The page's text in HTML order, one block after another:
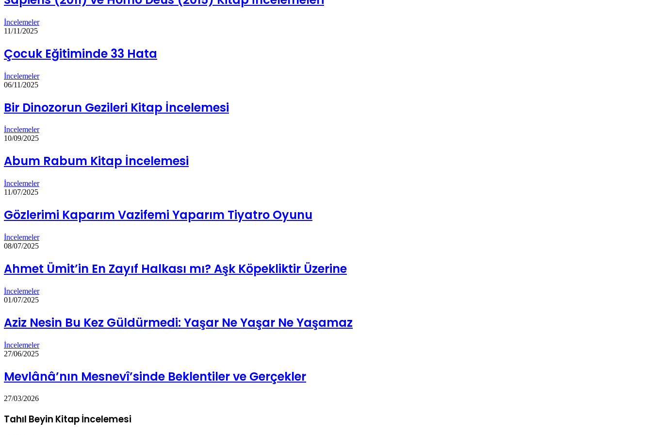
İncelemeler
11/11/2025
Çocuk Eğitiminde 33 Hata
İncelemeler
06/11/2025
Bir Dinozorun Gezileri Kitap İncelemesi
İncelemeler
10/09/2025
Abum Rabum Kitap İncelemesi
İncelemeler
11/07/2025
Gözlerimi Kaparım Vazifemi Yaparım Tiyatro Oyunu
İncelemeler
08/07/2025
Ahmet Ümit’in En Zayıf Halkası mı? Aşk Köpekliktir Üzerine
İncelemeler
01/07/2025
Aziz Nesin Bu Kez Güldürmedi: Yaşar Ne Yaşar Ne Yaşamaz
İncelemeler
27/06/2025
Mevlânâ’nın Mesnevî’sinde Beklentiler ve Gerçekler
27/03/2026
Tahıl Beyin Kitap İncelemesi